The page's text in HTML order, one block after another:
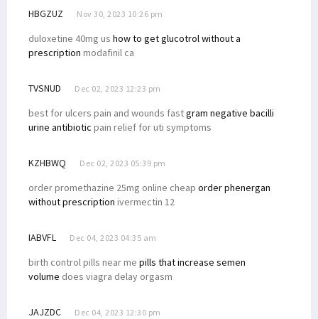
HBGZUZ Nov 30, 2023 10:26 pm
duloxetine 40mg us how to get glucotrol without a
prescription modafinil ca
TVSNUD Dec 02, 2023 12:23 pm
best for ulcers pain and wounds fastgram negative bacilli
urine antibiotic pain relief for uti symptoms
KZHBWQ Dec 02, 2023 05:39 pm
order promethazine 25mg online cheap order phenergan
without prescription ivermectin 12
IABVFL Dec 04, 2023 04:35 am
birth control pills near me pills that increase semen
volume does viagra delay orgasm
JAJZDC Dec 04, 2023 12:30 pm